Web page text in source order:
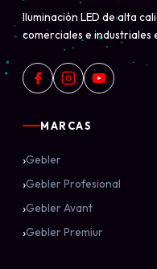
Iluminación LED de alta
comerciales e industriales
MARCAS
›Gebler
›Gebler Profesional
›Gebler Avant
›Gebler Premiur